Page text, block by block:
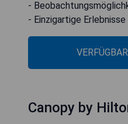
-
- Einzigartige
Canopy by